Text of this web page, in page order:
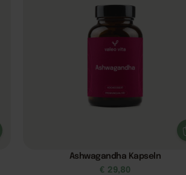
Ashwagandha Kapseln
€ 29,80